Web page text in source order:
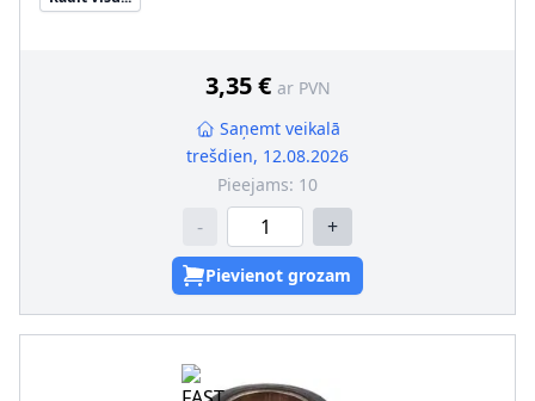
3,35 € ar PVN
Saņemt veikalā
trešdien, 12.08.2026
Pieejams: 10
- +
Pievienot grozam